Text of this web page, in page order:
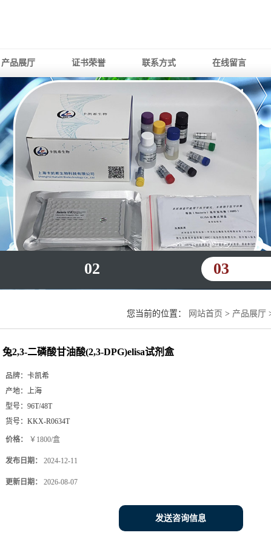
产品展厅 证书荣誉 联系方式 在线留言
02 03
您当前的位置： 网站首页 > 产品展厅
兔2,3-二磷酸甘油酸(2,3-DPG)elisa试剂盒
品牌： 卡凯希
产地： 上海
型号： 96T/48T
货号： KKX-R0634T
价格： ￥1800/盒
发布日期： 2024-12-11
更新日期： 2026-08-07
发送咨询信息